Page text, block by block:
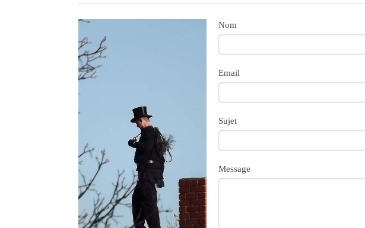
Nom
Email
Sujet
Message